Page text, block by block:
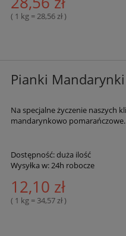
( 1 kg = 28,56 zł )
Pianki
Na specjalne życzenie naszych
mandarynkowo pomarańczowe.
Dostępność:duża ilość
Wysyłka w:24h robocze
12,10 zł
( 1 kg = 34,57 zł )